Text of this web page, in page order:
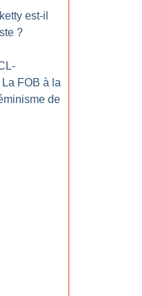
est-il
?
FOB à la
de